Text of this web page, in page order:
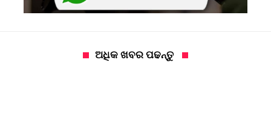
ଅଧିକ ଖବର ପଢନ୍ତୁ